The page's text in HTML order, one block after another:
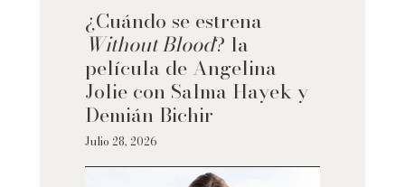
¿Cuándo se estrena
Without Blood? la
película de Angelina
Jolie con Salma Hayek y
Demián Bichir
Julio 28, 2026